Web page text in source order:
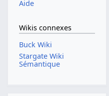
Aide
Wikis connexes
Buck Wiki
Stargate Wiki
Sémantique